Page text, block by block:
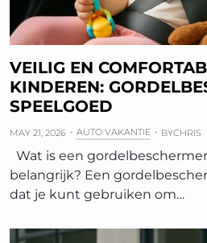
VEILIG EN
KINDEREN:
SPEELGOED
MAY 21, 2026 AUTO VAKANTIE BYCHRIS
Wat is een
belangrijk? Een
dat je kunt gebruiken om…